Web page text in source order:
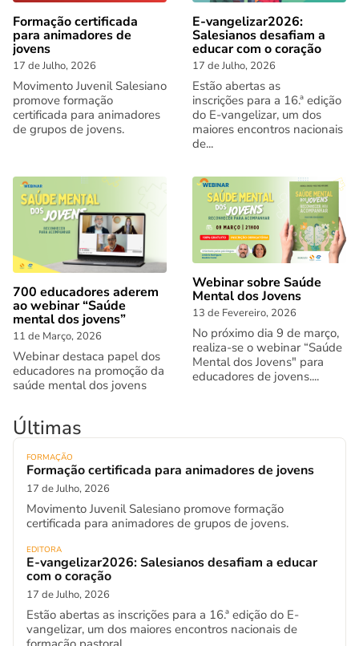
Formação certificada
para animadores de
jovens
17 de Julho, 2026
Movimento Juvenil Salesiano
promove formação
certificada para animadores
de grupos de jovens.
E-vangelizar2026:
Salesianos desafiam a
educar com o coração
17 de Julho, 2026
Estão abertas as
inscrições para a 16.ª edição
do E-vangelizar, um dos
maiores encontros nacionais
de...
700 educadores aderem
ao webinar “Saúde
mental dos jovens”
11 de Março, 2026
Webinar destaca papel dos
educadores na promoção da
saúde mental dos jovens
Webinar sobre Saúde
Mental dos Jovens
13 de Fevereiro, 2026
No próximo dia 9 de março,
realiza-se o webinar “Saúde
Mental dos Jovens" para
educadores de jovens....
Últimas
FORMAÇÃO
Formação certificada para animadores de jovens
17 de Julho, 2026
Movimento Juvenil Salesiano promove formação
certificada para animadores de grupos de jovens.
EDITORA
E-vangelizar2026: Salesianos desafiam a educar
com o coração
17 de Julho, 2026
Estão abertas as inscrições para a 16.ª edição do E-
vangelizar, um dos maiores encontros nacionais de